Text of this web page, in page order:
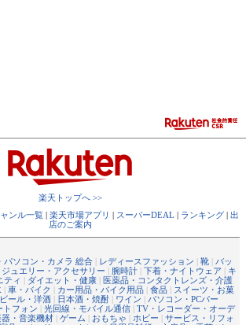
楽天トップへ >>
ンル一覧 | 楽天市場アプリ | スーパーDEAL | ランキング | 出
店のご案内
パソコン・カメラ 総合 | レディースファッション | 靴 | バッ
ジュエリー・アクセサリー | 腕時計 | 下着・ナイトウェア | キ
ティ | ダイエット・健康 | 医薬品・コンタクトレンズ・介護
| 車・バイク | カー用品・バイク用品 | 食品 | スイーツ・お菓
ビール・洋酒 | 日本酒・焼酎 | ワイン | パソコン・PCパー
トフォン | 光回線・モバイル通信 | TV・レコーダー・オーデ
器・音楽機材 | ゲーム | おもちゃ | ホビー | サービス・リフォ